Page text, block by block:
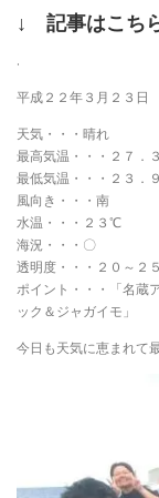
↓ 記事はこち
.
平成２２年３月２３日
天気・・・晴れ
最高気温・・・２７．
最低気温・・・２３．
風向き・・・南
水温・・・２３℃
海況・・・〇
透明度・・・２０～２
ポイント・・・「名蔵
ック＆ジャガイモ」
今日も天気に恵まれて